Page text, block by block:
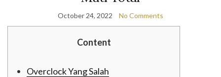
October 24, 2022 No Comments
Content
Overclock Yang Salah